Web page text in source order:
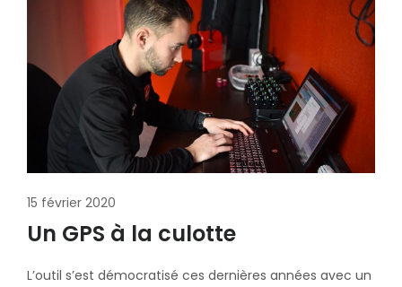
15 février 2020
Un GPS à la culotte
L’outil s’est démocratisé ces dernières années avec un